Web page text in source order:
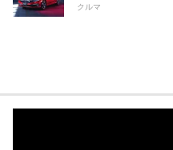
クルマ